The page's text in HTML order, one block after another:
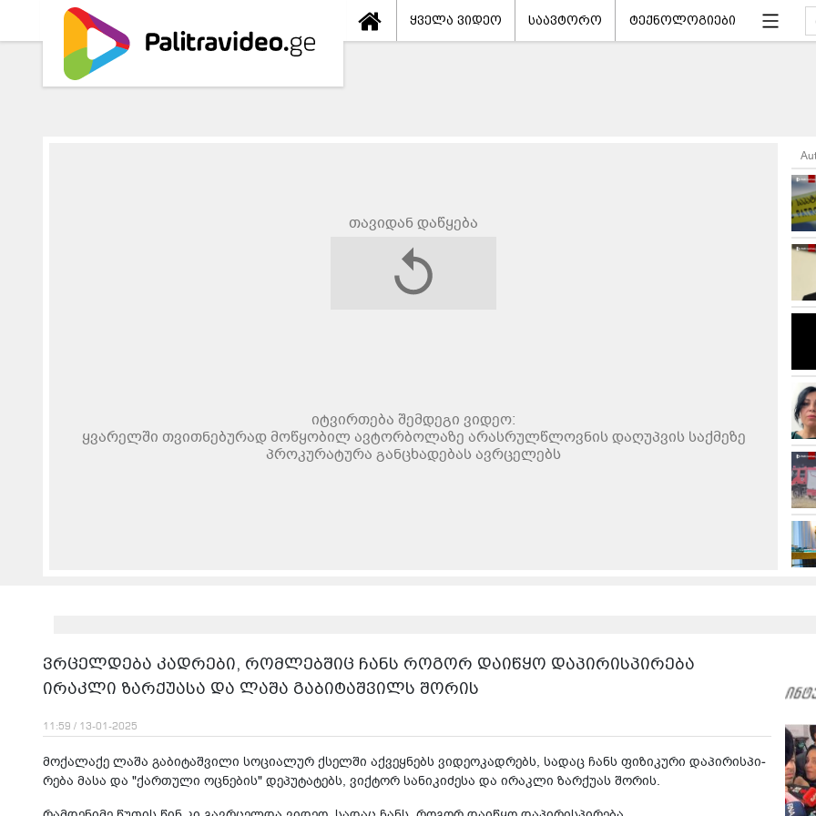
ყველა ვიდეო საავტორო ტექნოლოგიები
თავიდან დაწყება
იტვირთება შემდეგი ვიდეო:
ყვარელში თვითნებურად მოწყობილ ავტორბოლაზე არასრულწლოვნის დაღუპვის საქმეზე
პროკურატურა განცხადებას ავრცელებს
ვრცელდება კადრები, რომლებშიც ჩანს როგორ დაიწყო დაპირისპირება
ირაკლი ზარქუასა და ლაშა გაბიტაშვილს შორის
11:59 / 13-01-2025
მო­ქა­ლა­ქე ლაშა გა­ბი­ტაშ­ვი­ლი სო­ცი­ა­ლურ ქსელ­ში აქ­ვეყ­ნებს ვი­დეოკად­რებს, სა­დაც ჩანს ფი­ზი­კუ­რი და­პი­რის­პი­
რე­ბა მასა და "ქარ­თუ­ლი ოც­ნე­ბის" დე­პუ­ტა­ტებს, ვიქ­ტორ სა­ნი­კი­ძე­სა და ირაკ­ლი ზარ­ქუ­ას შო­რის.